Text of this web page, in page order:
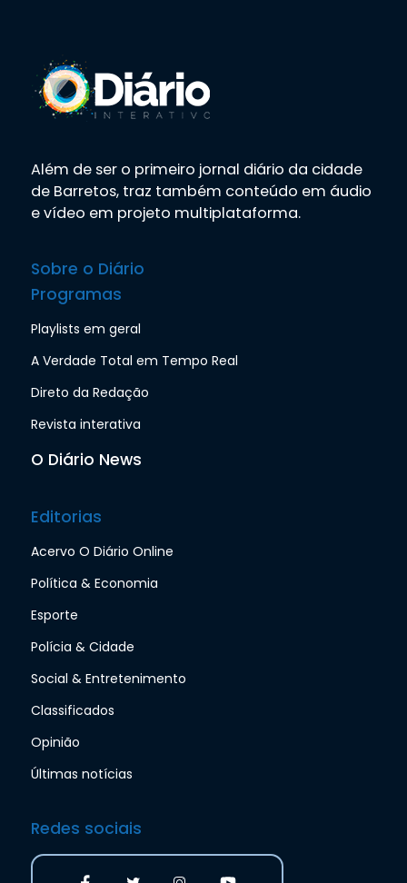
Além de ser o primeiro jornal diário da cidade
de Barretos, traz também conteúdo em áudio
e vídeo em projeto multiplataforma.
Sobre o Diário
Programas
Playlists em geral
A Verdade Total em Tempo Real
Direto da Redação
Revista interativa
O Diário News
Editorias
Acervo O Diário Online
Política & Economia
Esporte
Polícia & Cidade
Social & Entretenimento
Classificados
Opinião
Últimas notícias
Redes sociais